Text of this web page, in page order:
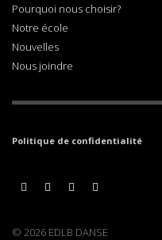
Pourquoi nous choisir?
Notre école
Nouvelles
Nous joindre
Politique de confidentialité
© 2026 EDLB DANSE